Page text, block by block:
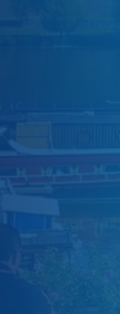
une nouvelle
une nouvelle